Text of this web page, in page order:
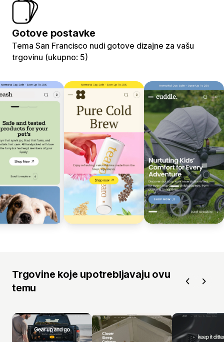
Gotove postavke
Tema San Francisco nudi gotove dizajne za vašu
trgovinu (ukupno: 5)
Trgovine koje upotrebljavaju ovu
temu